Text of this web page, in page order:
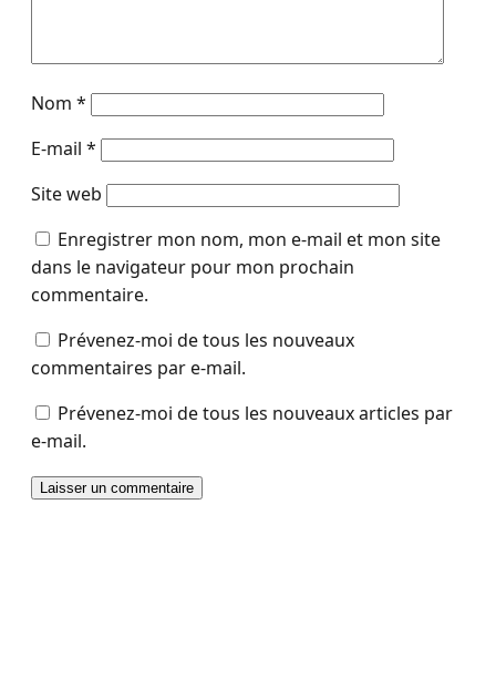
Nom *
E-mail *
Site web
Enregistrer mon nom, mon e-mail et mon site
dans le navigateur pour mon prochain
commentaire.
Prévenez-moi de tous les nouveaux
commentaires par e-mail.
Prévenez-moi de tous les nouveaux articles par
e-mail.